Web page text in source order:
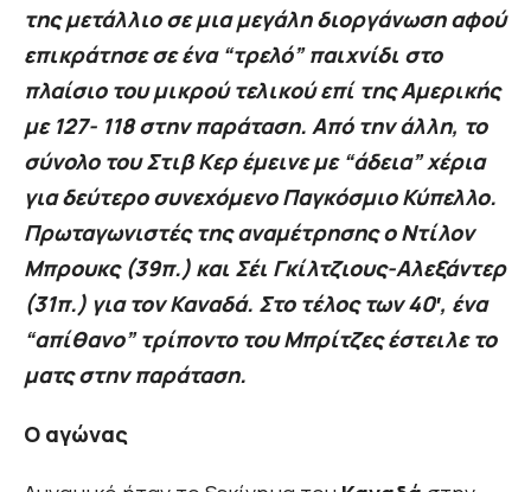
της μετάλλιο σε μια μεγάλη διοργάνωση αφού
επικράτησε σε ένα “τρελό” παιχνίδι στο
πλαίσιο του μικρού τελικού επί της Αμερικής
με 127- 118 στην παράταση. Από την άλλη, το
σύνολο του Στιβ Κερ έμεινε με “άδεια” χέρια
για δεύτερο συνεχόμενο Παγκόσμιο Κύπελλο.
Πρωταγωνιστές της αναμέτρησης ο Ντίλον
Μπρουκς (39π.) και Σέι Γκίλτζιους-Αλεξάντερ
(31π.) για τον Καναδά. Στο τέλος των 40′, ένα
“απίθανο” τρίποντο του Μπρίτζες έστειλε το
ματς στην παράταση.
O αγώνας